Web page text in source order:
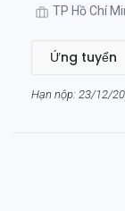
TP Hồ Chí
Ứng tuyển
Hạn nộp: 23/12/